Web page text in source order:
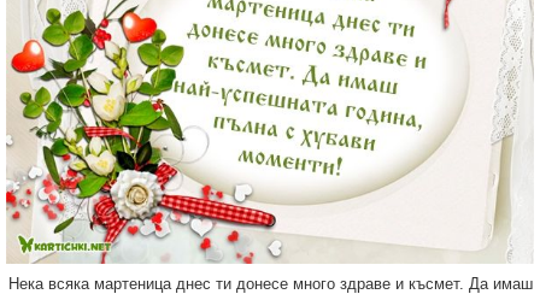
Нека всяка мартеница днес ти донесе много здраве и късмет. Да имаш